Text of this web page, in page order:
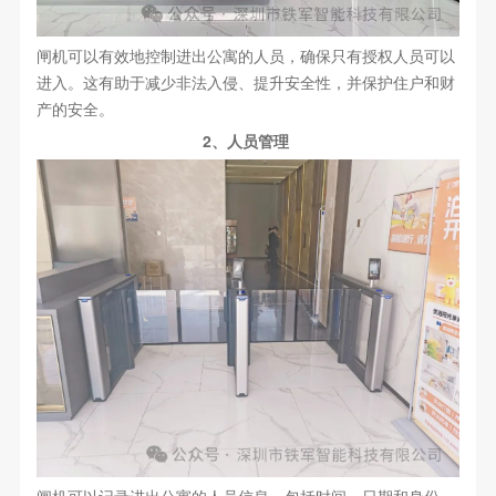
闸机可以有效地控制进出公寓的人员，确保只有授权人员可以
进入。这有助于减少非法入侵、提升安全性，并保护住户和财
产的安全。
2、人员管理